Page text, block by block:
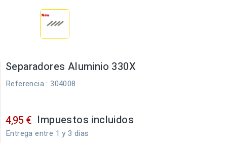
Separadores Aluminio 330X
Referencia : 304008
4,95 € Impuestos incluidos
Entrega entre 1 y 3 dias